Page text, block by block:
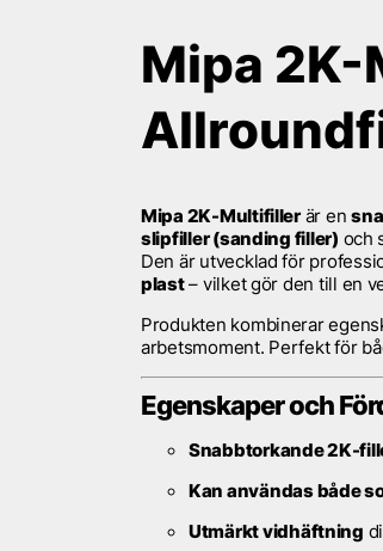
Mipa
Mipa 2K-Multifillerär en
slipfiller (sanding filler) och
Den är utvecklad för
plast– vilket gör den till en
Produkten kombinerar
arbetsmoment. Perfekt för
Egenskaper och
Snabbtorkande 2K-
Kan användas både
Utmärkt vidhäftning